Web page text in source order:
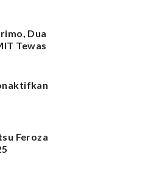
Dua
Tewas
Feroza